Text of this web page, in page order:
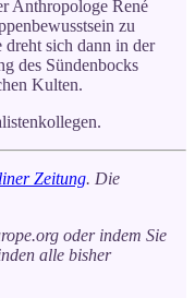
Anthropologe René
zu
sich dann in der
des Sündenbocks
Kulten.
Zeitung. Die
oder indem Sie
alle bisher